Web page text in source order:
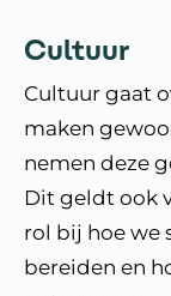
Cultuur
Cultuur gaat
maken
nemen deze
Dit geldt ook
rol bij hoe we
bereiden en